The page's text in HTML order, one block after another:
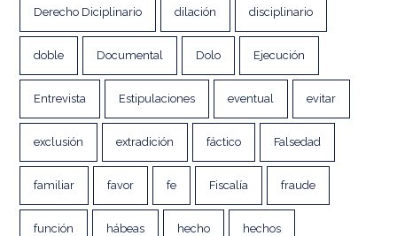
Derecho Diciplinario dilación disciplinario
doble Documental Dolo Ejecución
Entrevista Estipulaciones eventual evitar
exclusión extradición fáctico Falsedad
familiar favor fe Fiscalía fraude
función hábeas hecho hechos